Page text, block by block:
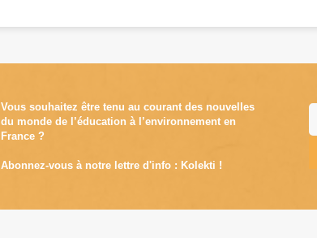
Vous souhaitez être tenu au courant des nouvelles
du monde de l’éducation à l’environnement en
France ?
Abonnez-vous à notre lettre d'info : Kolekti !